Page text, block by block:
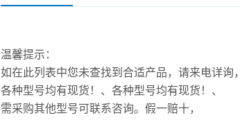
温馨提示：
如在此列表中您未查找到合适产品，请来电详询，
各种型号均有现货！、各种型号均有现货！、
需采购其他型号可联系咨询。假一赔十，